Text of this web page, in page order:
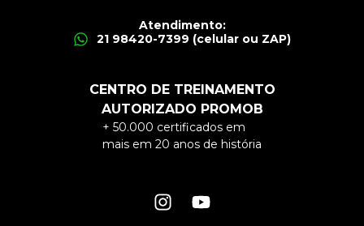
Atendimento:
21 98420-7399 (celular ou ZAP)
CENTRO DE TREINAMENTO
AUTORIZADO PROMOB
+ 50.000 certificados em
mais em 20 anos de história